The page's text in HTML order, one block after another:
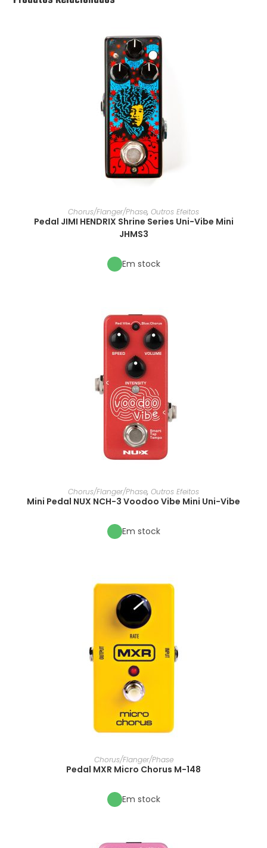
Chorus/Flanger/Phase, Outros Efeitos
Pedal JIMI HENDRIX Shrine Series Uni-Vibe Mini
JHMS3
Em stock
Chorus/Flanger/Phase, Outros Efeitos
Mini Pedal NUX NCH-3 Voodoo Vibe Mini Uni-Vibe
Em stock
Chorus/Flanger/Phase
Pedal MXR Micro Chorus M-148
Em stock